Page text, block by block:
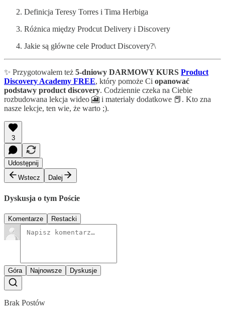
Definicja Teresy Torres i Tima Herbiga
Różnica między Prodcut Delivery i Discovery
Jakie są główne cele Product Discovery?\
✨ Przygotowałem też 5-dniowy DARMOWY KURS Product
Discovery Academy FREE, który pomoże Ci opanować
podstawy product discovery. Codziennie czeka na Ciebie
rozbudowana lekcja wideo 🎦 i materiały dodatkowe 📕. Kto zna
nasze lekcje, ten wie, że warto ;).
3
Udostępnij
Wstecz
Dalej
Dyskusja o tym Poście
Komentarze Restacki
Góra Najnowsze Dyskusje
Brak Postów